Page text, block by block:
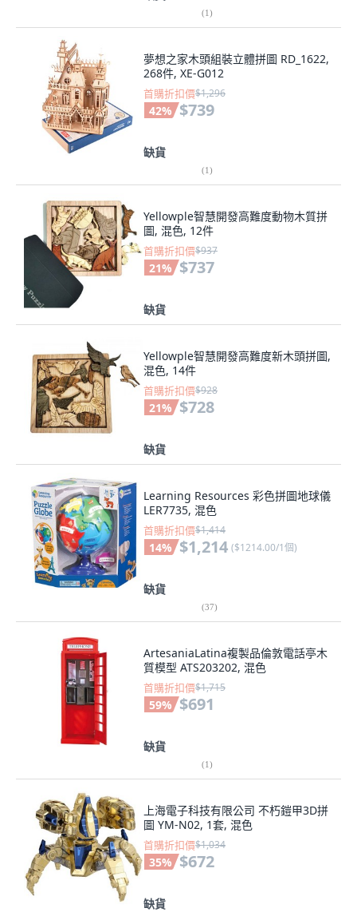
(1)
夢想之家木頭組裝立體拼圖 RD_1622,
268件, XE-G012
首購折扣價$1,296
42% $739
缺貨
(1)
Yellowple智慧開發高難度動物木質拼
圖, 混色, 12件
首購折扣價$937
21% $737
缺貨
Yellowple智慧開發高難度新木頭拼圖,
混色, 14件
首購折扣價$928
21% $728
缺貨
Learning Resources 彩色拼圖地球儀
LER7735, 混色
首購折扣價$1,414
14% $1,214 ($1214.00/1個)
缺貨
(37)
ArtesaniaLatina複製品倫敦電話亭木
質模型 ATS203202, 混色
首購折扣價$1,715
59% $691
缺貨
(1)
上海電子科技有限公司 不朽鎧甲3D拼
圖 YM-N02, 1套, 混色
首購折扣價$1,034
35% $672
缺貨